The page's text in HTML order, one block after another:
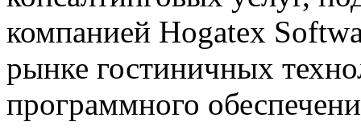
компанией Hogatex
рынке гостиничных
программного